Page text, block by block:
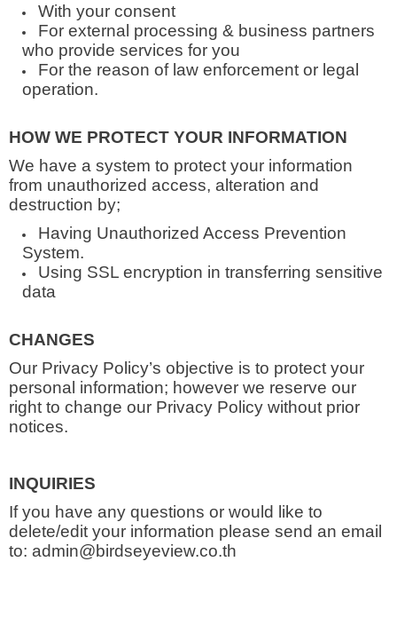
With your consent
For external processing & business partners
who provide services for you
For the reason of law enforcement or legal
operation.
HOW WE PROTECT YOUR INFORMATION
We have a system to protect your information
from unauthorized access, alteration and
destruction by;
Having Unauthorized Access Prevention
System.
Using SSL encryption in transferring sensitive
data
CHANGES
Our Privacy Policy’s objective is to protect your
personal information; however we reserve our
right to change our Privacy Policy without prior
notices.
INQUIRIES
If you have any questions or would like to
delete/edit your information please send an email
to: admin@birdseyeview.co.th